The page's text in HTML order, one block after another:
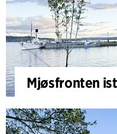
Mjøsfronten